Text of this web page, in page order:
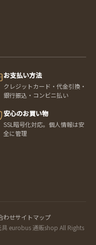
お支払い方法
クレジットカード・代金引換・
銀行振込・コンビニ払い
安心のお買い物
SSL暗号化対応。個人情報は安
全に管理
わせサイトマップ
eurobus 通販shop All Rights